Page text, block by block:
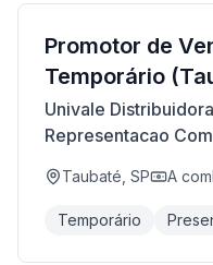
Promotor de
Temporário
Univale
Representacao
Taubaté, SP A
Temporário